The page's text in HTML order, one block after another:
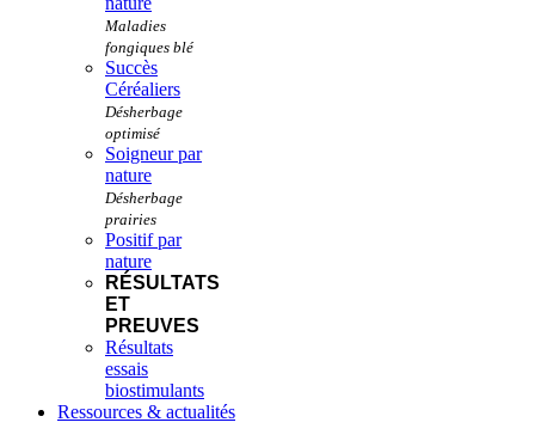
Succès
Céréaliers
Soigneur par
nature
Positif par
nature
RÉSULTATS
ET
PREUVES
Résultats
essais
biostimulants
Ressources & actualités